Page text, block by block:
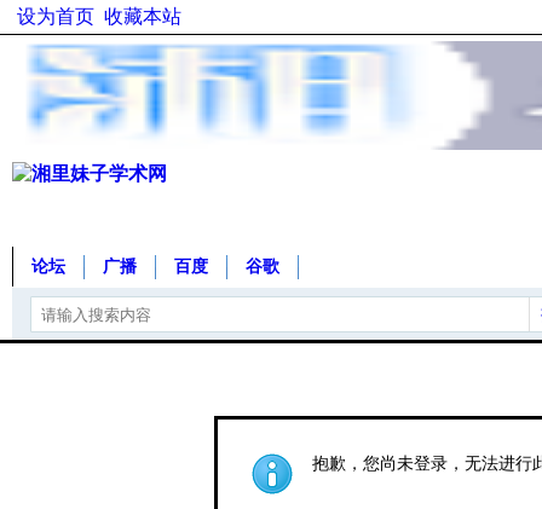
设为首页 收藏本站
论坛 广播 百度 谷歌
抱歉，您尚未登录，无法进行